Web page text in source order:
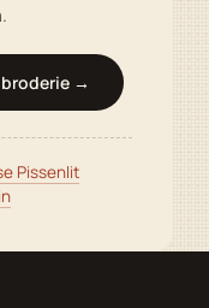
→
Pissenlit